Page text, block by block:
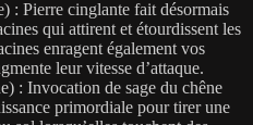
: Pierre cinglante fait désormais
qui attirent et étourdissent les
enragent également vos
leur vitesse d’attaque.
: Invocation de sage du chêne
primordiale pour tirer une